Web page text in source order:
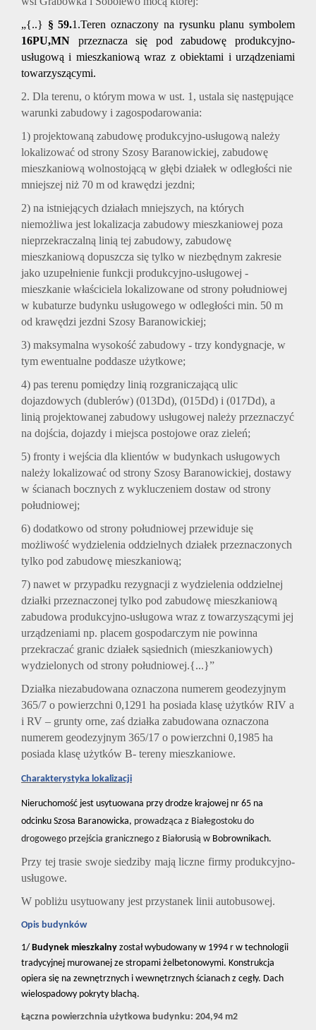
„{..} § 59.1.Teren oznaczony na rysunku planu symbolem
16PU,MN przeznacza się pod zabudowę produkcyjno-
usługową i mieszkaniową wraz z obiektami i urządzeniami
towarzyszącymi.
2. Dla terenu, o którym mowa w ust. 1, ustala się następujące
warunki zabudowy i zagospodarowania:
1) projektowaną zabudowę produkcyjno-usługową należy
lokalizować od strony Szosy Baranowickiej, zabudowę
mieszkaniową wolnostojącą w głębi działek w odległości nie
mniejszej niż 70 m od krawędzi jezdni;
2) na istniejących działach mniejszych, na których
niemożliwa jest lokalizacja zabudowy mieszkaniowej poza
nieprzekraczalną linią tej zabudowy, zabudowę
mieszkaniową dopuszcza się tylko w niezbędnym zakresie
jako uzupełnienie funkcji produkcyjno-usługowej -
mieszkanie właściciela lokalizowane od strony południowej
w kubaturze budynku usługowego w odległości min. 50 m
od krawędzi jezdni Szosy Baranowickiej;
3) maksymalna wysokość zabudowy - trzy kondygnacje, w
tym ewentualne poddasze użytkowe;
4) pas terenu pomiędzy linią rozgraniczającą ulic
dojazdowych (dublerów) (013Dd), (015Dd) i (017Dd), a
linią projektowanej zabudowy usługowej należy przeznaczyć
na dojścia, dojazdy i miejsca postojowe oraz zieleń;
5) fronty i wejścia dla klientów w budynkach usługowych
należy lokalizować od strony Szosy Baranowickiej, dostawy
w ścianach bocznych z wykluczeniem dostaw od strony
południowej;
6) dodatkowo od strony południowej przewiduje się
możliwość wydzielenia oddzielnych działek przeznaczonych
tylko pod zabudowę mieszkaniową;
7) nawet w przypadku rezygnacji z wydzielenia oddzielnej
działki przeznaczonej tylko pod zabudowę mieszkaniową
zabudowa produkcyjno-usługowa wraz z towarzyszącymi jej
urządzeniami np. placem gospodarczym nie powinna
przekraczać granic działek sąsiednich (mieszkaniowych)
wydzielonych od strony południowej.{...}”
Działka niezabudowana oznaczona numerem geodezyjnym
365/7 o powierzchni 0,1291 ha posiada klasę użytków RIV a
i RV – grunty orne, zaś działka zabudowana oznaczona
numerem geodezyjnym 365/17 o powierzchni 0,1985 ha
posiada klasę użytków B- tereny mieszkaniowe.
Charakterystyka lokalizacji
Nieruchomość jest usytuowana przy drodze krajowej nr 65 na
odcinku Szosa Baranowicka, prowadząca z Białegostoku do
drogowego przejścia granicznego z Białorusią w Bobrownikach.
Przy tej trasie swoje siedziby mają liczne firmy produkcyjno-
usługowe.
W pobliżu usytuowany jest przystanek linii autobusowej.
Opis budynków
1/ Budynek mieszkalny został wybudowany w 1994 r w technologii
tradycyjnej murowanej ze stropami żelbetonowymi. Konstrukcja
opiera się na zewnętrznych i wewnętrznych ścianach z cegły. Dach
wielospadowy pokryty blachą.
Łączna powierzchnia użytkowa budynku: 204,94 m2